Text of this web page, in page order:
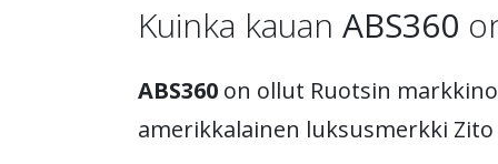
Kuinka kauan ABS360
ABS360 on ollut Ruotsin
amerikkalainen luksusmerkki Zito